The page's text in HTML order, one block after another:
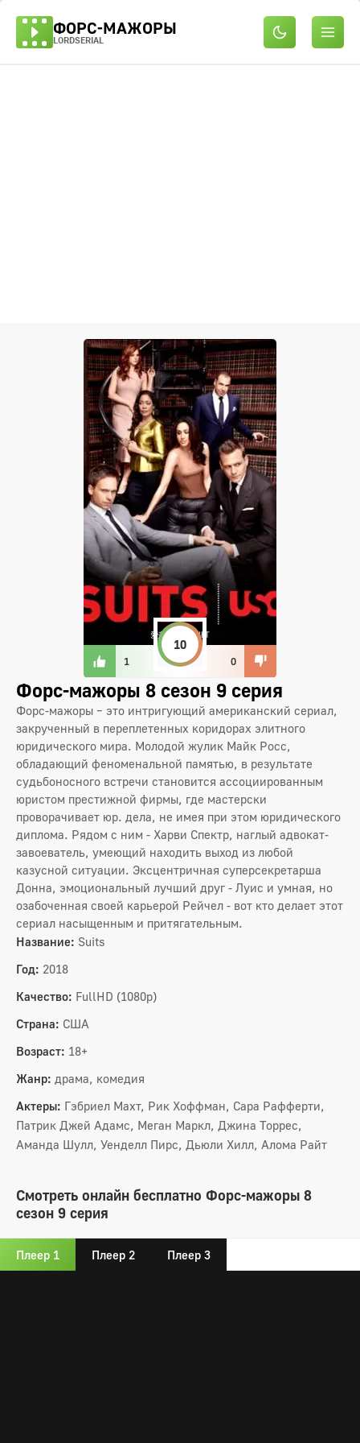
ФОРС-МАЖОРЫ
LORDSERIAL
1
10
0
Форс-мажоры 8 сезон 9 серия
Форс-мажоры – это интригующий американский сериал,
закрученный в переплетенных коридорах элитного
юридического мира. Молодой жулик Майк Росс,
обладающий феноменальной памятью, в результате
судьбоносного встречи становится ассоциированным
юристом престижной фирмы, где мастерски
проворачивает юр. дела, не имея при этом юридического
диплома. Рядом с ним - Харви Спектр, наглый адвокат-
завоеватель, умеющий находить выход из любой
казусной ситуации. Эксцентричная суперсекретарша
Донна, эмоциональный лучший друг - Луис и умная, но
озабоченная своей карьерой Рейчел - вот кто делает этот
сериал насыщенным и притягательным.
Название: Suits
Год: 2018
Качество: FullHD (1080p)
Страна: США
Возраст: 18+
Жанр: драма, комедия
Актеры: Гэбриел Махт, Рик Хоффман, Сара Рафферти,
Патрик Джей Адамс, Меган Маркл, Джина Торрес,
Аманда Шулл, Уенделл Пирс, Дьюли Хилл, Алома Райт
Смотреть онлайн бесплатно Форс-мажоры 8
сезон 9 серия
Плеер 1 Плеер 2 Плеер 3